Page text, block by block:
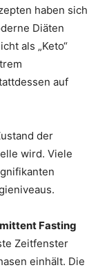
haben sich
Diäten
als „Keto“
auf
der
wird. Viele
Fasting
Zeitfenster
einhält. Die